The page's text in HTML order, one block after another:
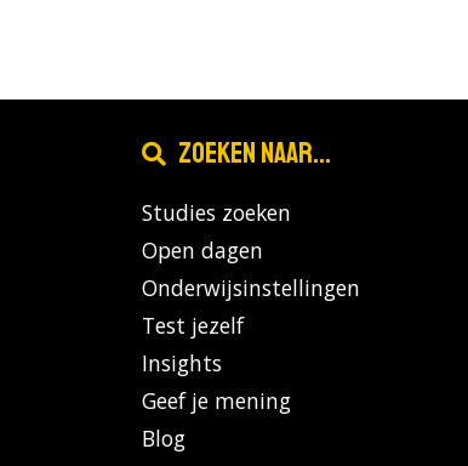
Zoeken naar...
Studies zoeken
Open dagen
Onderwijsinstellingen
Test jezelf
Insights
Geef je mening
Blog